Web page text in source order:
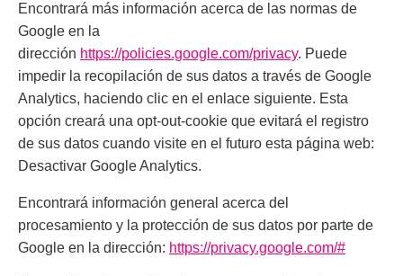
Encontrará más información acerca de las normas de
Google en la
dirección https://policies.google.com/privacy. Puede
impedir la recopilación de sus datos a través de Google
Analytics, haciendo clic en el enlace siguiente. Esta
opción creará una opt-out-cookie que evitará el registro
de sus datos cuando visite en el futuro esta página web:
Desactivar Google Analytics.
Encontrará información general acerca del
procesamiento y la protección de sus datos por parte de
Google en la dirección: https://privacy.google.com/#